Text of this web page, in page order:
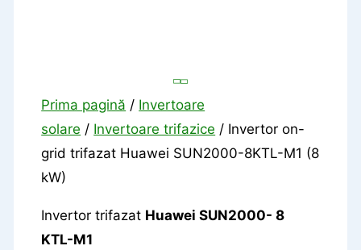
Prima pagină / Invertoare
solare / Invertoare trifazice / Invertor on-
grid trifazat Huawei SUN2000-8KTL-M1 (8
kW)
Invertor trifazat Huawei SUN2000- 8
KTL-M1